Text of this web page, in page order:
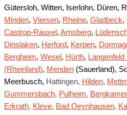
Gütersloh, Witten, Iserlohn, Düren,
Minden, Viersen, Rheine, Gladbeck,
Castrop-Rauxel , Arnsberg,
Dinslaken, Herford, Kerpen,
Bergheim, Wesel , Hürth,
(Rheinland), Menden (Sauerland),
Meerbusch, Hattingen, Hilden,
Gummersbach, Pulheim,
Erkrath, Kleve, Bad Oeynhausen,